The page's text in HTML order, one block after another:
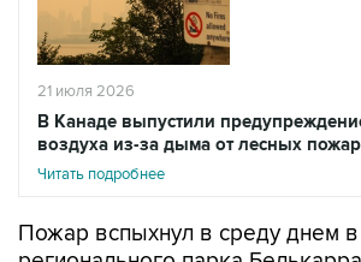
21 июля 2026
В Канаде выпустили
воздуха из-за дыма от лесных
Читать подробнее
Пожар вспыхнул в среду днем